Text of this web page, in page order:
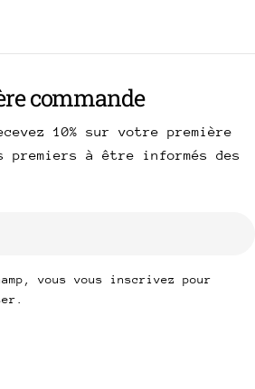
commande
10% sur votre première
premiers à être informés des
vous vous inscrivez pour